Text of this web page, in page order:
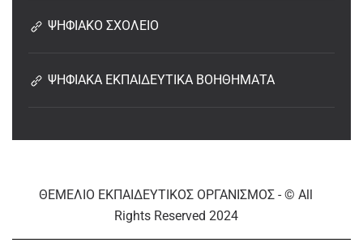
ΨΗΦΙΑΚΟ ΣΧΟΛΕΙΟ
ΨΗΦΙΑΚΑ ΕΚΠΑΙΔΕΥΤΙΚΑ ΒΟΗΘΗΜΑΤΑ
ΘΕΜΕΛΙΟ ΕΚΠΑΙΔΕΥΤΙΚΟΣ ΟΡΓΑΝΙΣΜΟΣ - © All
Rights Reserved 2024